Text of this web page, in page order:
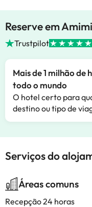
Reserve em
Trustpilot
Mais de 1 milhão de
todo o mundo
O hotel certo para
destino ou tipo de
Serviços do
Áreas comuns
Recepção 24 horas